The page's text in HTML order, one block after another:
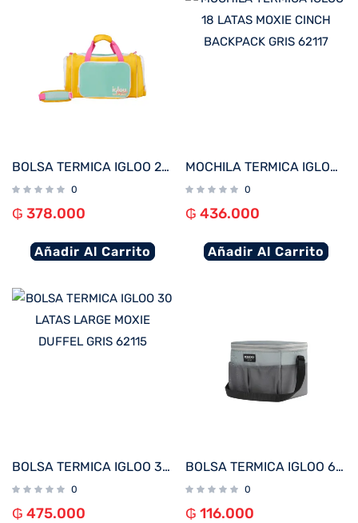
BOLSA TERMICA IGLOO 24 LATAS DUFFEL RETRO AMARILLO 60965
0
₲ 378.000
Añadir Al Carrito
MOCHILA TERMICA IGLOO 18 LATAS MOXIE CINCH BACKPACK GRIS 62117
0
₲ 436.000
Añadir Al Carrito
BOLSA TERMICA IGLOO 30 LATAS LARGE MOXIE DUFFEL GRIS 62115
0
₲ 475.000
BOLSA TERMICA IGLOO 6 LATAS ESSENTIALS GRIS 66194
0
₲ 116.000